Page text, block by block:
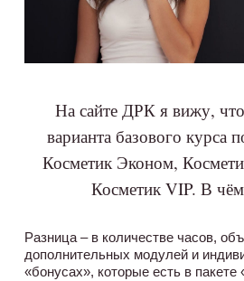
На сайте ДРК я вижу, что
варианта базового курса
Косметик Эконом,
Косметик VIP. В
Разница – в количестве часов,
дополнительных модулей и
«бонусах», которые есть в пакете